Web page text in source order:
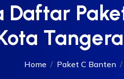
Daftar
Home Paket C Banten